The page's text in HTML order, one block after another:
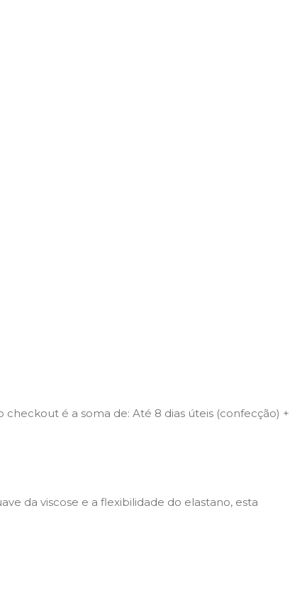
é a soma de: Até 8 dias úteis (confecção) +
da viscose e a flexibilidade do elastano, esta